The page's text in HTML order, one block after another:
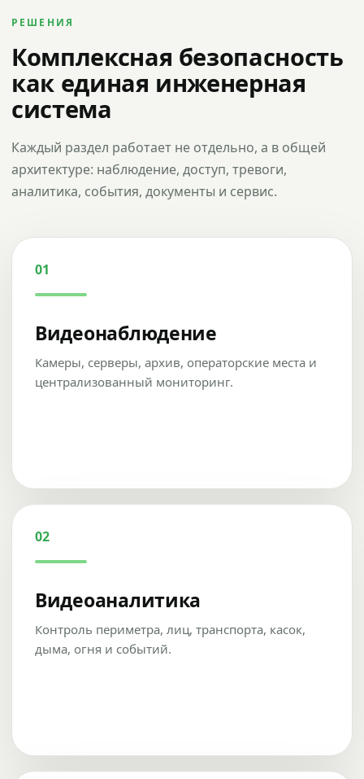
РЕШЕНИЯ
Комплексная безопасность
как единая инженерная
система
Каждый раздел работает не отдельно, а в общей
архитектуре: наблюдение, доступ, тревоги,
аналитика, события, документы и сервис.
01
Видеонаблюдение
Камеры, серверы, архив, операторские места и
централизованный мониторинг.
02
Видеоаналитика
Контроль периметра, лиц, транспорта, касок,
дыма, огня и событий.